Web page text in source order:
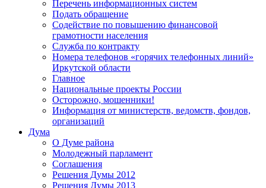
Перечень информационных систем
Подать обращение
Содействие по повышению финансовой
грамотности населения
Служба по контракту
Номера телефонов «горячих телефонных линий»
Иркутской области
Главное
Национальные проекты России
Осторожно, мошенники!
Информация от министерств, ведомств, фондов,
организаций
Дума
О Думе района
Молодежный парламент
Соглашения
Решения Думы 2012
Решения Думы 2013